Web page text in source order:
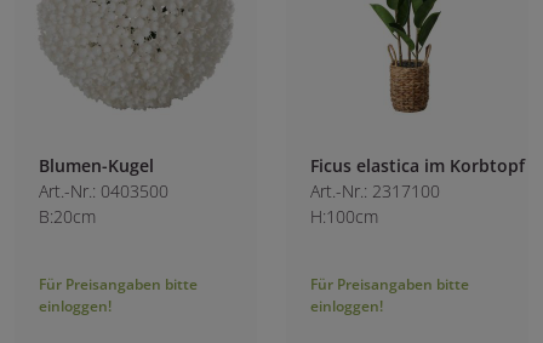
Blumen-Kugel
Art.-Nr.: 0403500
B:20cm
Für Preisangaben bitte
einloggen!
Ficus elastica im Korbtopf
Art.-Nr.: 2317100
H:100cm
Für Preisangaben bitte
einloggen!